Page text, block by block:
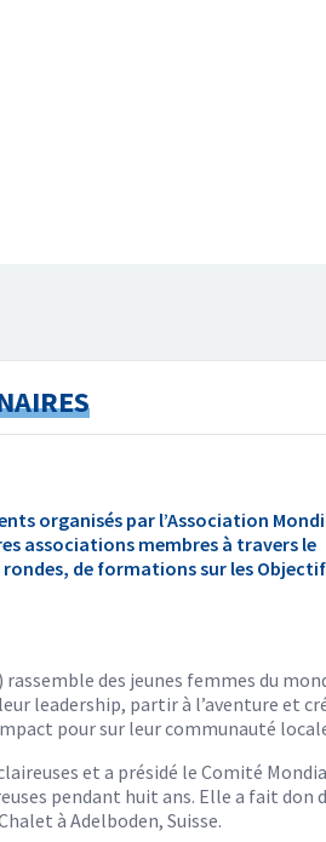
organisés par l’Association
associations membres à travers le
de formations sur les
des jeunes femmes du
leadership, partir à l’aventure et
pour sur leur communauté
et a présidé le Comité
pendant huit ans. Elle a fait don
à Adelboden, Suisse.